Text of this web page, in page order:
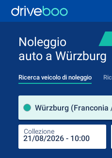
Noleggio
auto a Würzburg
Ricerca veicolo di noleggio
Würzburg (Franconia
Collezione